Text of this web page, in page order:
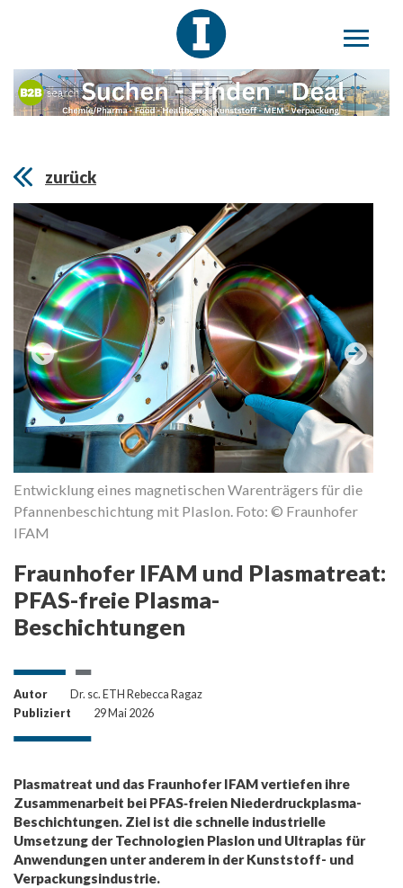
zurück
Entwicklung eines magnetischen Warenträgers für die
Pfannenbeschichtung mit Plaslon. Foto: © Fraunhofer
IFAM
Fraunhofer IFAM und Plasmatreat:
PFAS-freie Plasma-
Beschichtungen
Autor
Dr. sc. ETH Rebecca Ragaz
Publiziert
29 Mai 2026
Plasmatreat und das Fraunhofer IFAM vertiefen ihre
Zusammenarbeit bei PFAS‑freien Niederdruckplasma-
Beschichtungen. Ziel ist die schnelle industrielle
Umsetzung der Technologien Plaslon und Ultraplas für
Anwendungen unter anderem in der Kunststoff- und
Verpackungsindustrie.